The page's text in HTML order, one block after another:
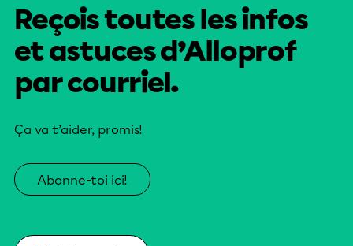
Reçois toutes les infos
et astuces d’Alloprof
par courriel.
Ça va t’aider, promis!
Abonne-toi ici!